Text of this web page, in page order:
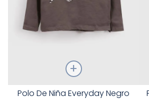
Talla
Polo De Niña Everyday Negro